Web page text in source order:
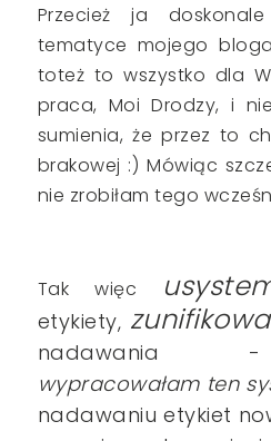
Przecież ja
tematyce mojego
toteż to wszystko dla
praca, Moi Drodzy, i
sumienia, że przez to
brakowej :) Mówiąc
nie zrobiłam tego
Tak więc u
etykiety,
nadawania -
wypracowałam ten
nadawaniu etykiet